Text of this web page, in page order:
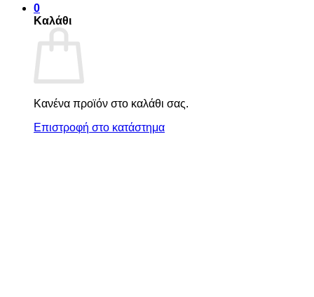
0
Καλάθι
Κανένα προϊόν στο καλάθι σας.
Επιστροφή στο κατάστημα